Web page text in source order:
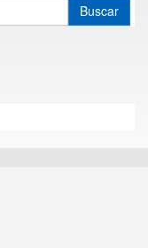
Buscar